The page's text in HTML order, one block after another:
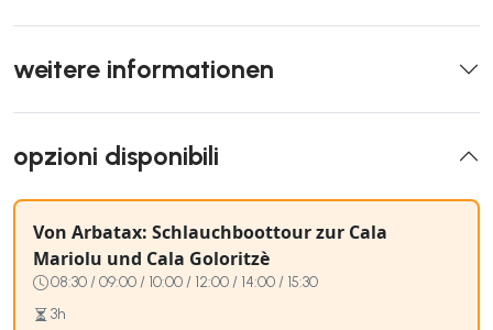
weitere informationen
opzioni disponibili
Von Arbatax: Schlauchboottour zur Cala
Mariolu und Cala Goloritzè
08:30 / 09:00 / 10:00 / 12:00 / 14:00 / 15:30
3h